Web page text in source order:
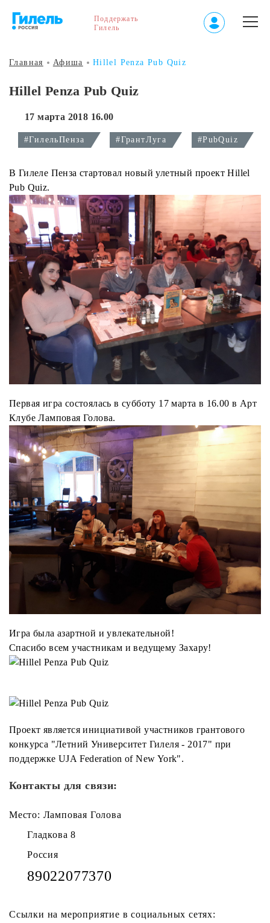
Поддержать
Гилель
Главная Афиша Hillel Penza Pub Quiz
Hillel Penza Pub Quiz
17 марта 2018 16.00
#ГилельПенза #ГрантЛуга #PubQuiz
В Гилеле Пенза стартовал новый улетный проект Hillel
Pub Quiz.
Первая игра состоялась в субботу 17 марта в 16.00 в Арт
Клубе Ламповая Голова.
Игра была азартной и увлекательной!
Спасибо всем участникам и ведущему Захару!
Проект является инициативой участников грантового
конкурса "Летний Университет Гилеля - 2017" при
поддержке UJA Federation of New York".
Контакты для связи:
Место: Ламповая Голова
Гладкова 8
Россия
89022077370
Ссылки на мероприятие в социальных сетях: